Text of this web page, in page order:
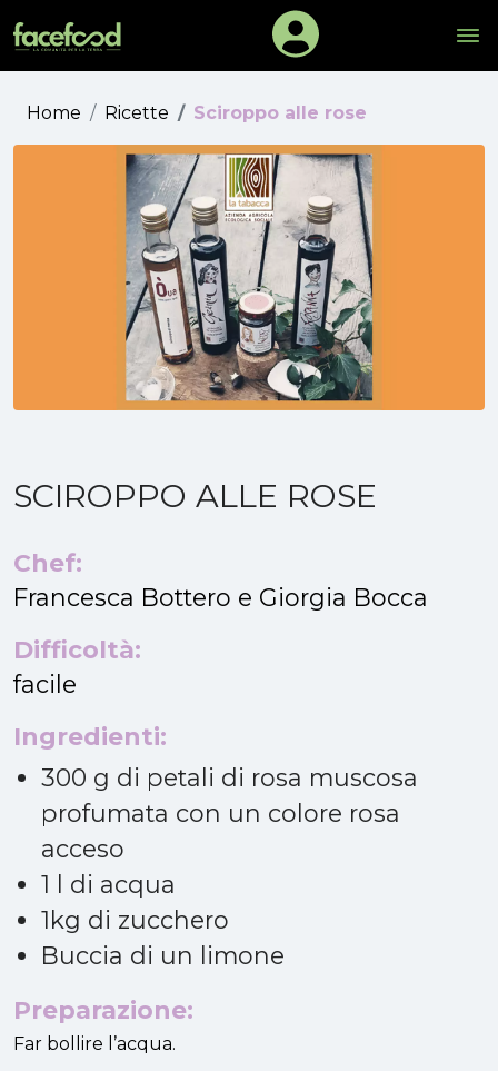
Home Ricette Sciroppo alle rose
SCIROPPO ALLE ROSE
Chef:
Francesca Bottero e Giorgia Bocca
Difficoltà:
facile
Ingredienti:
300 g di petali di rosa muscosa
profumata con un colore rosa
acceso
1 l di acqua
1kg di zucchero
Buccia di un limone
Preparazione:
Far bollire l’acqua.